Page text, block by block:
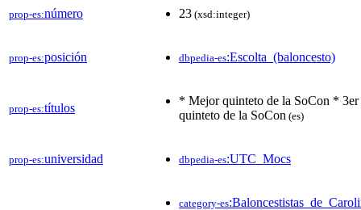
prop-es:número 23 (xsd:integer)
prop-es:posición dbpedia-es:Escolta_(baloncesto)
prop-es:títulos
* Mejor quinteto de la SoCon *
quinteto de la SoCon (es)
prop-es:universidad dbpedia-es:UTC_Mocs
category-es